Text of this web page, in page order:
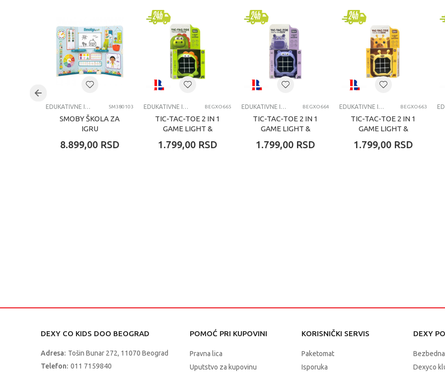
Magaza
Pol univerzalno
Uzrast
Kategorija EDUKATIVNE IGRACKE
EDUKATIVNE IGRAČKE ZA DECU SM380103
SMOBY ŠKOLA ZA
IGRU
8.899,00 RSD
EDUKATIVNE IGRAČKE ZA DECU BEGXO665
TIC-TAC-TOE 2 IN 1
GAME LIGHT &
1.799,00 RSD
EDUKATIVNE IGRAČKE ZA DECU BEGXO664
TIC-TAC-TOE 2 IN 1
GAME LIGHT &
1.799,00 RSD
EDUKATIVNE IGRAČKE ZA DECU BEGXO663
TIC-TAC-TOE 2 IN 1
GAME LIGHT &
1.799,00 RSD
DEXY CO KIDS DOO BEOGRAD
Adresa: Tošin Bunar 272, 11070 Beograd
Telefon: 011 7159840
POMOĆ PRI KUPOVINI
Pravna lica
Uputstvo za kupovinu
KORISNIČKI SERVIS
Paketomat
Isporuka
DEXY
Dexyco